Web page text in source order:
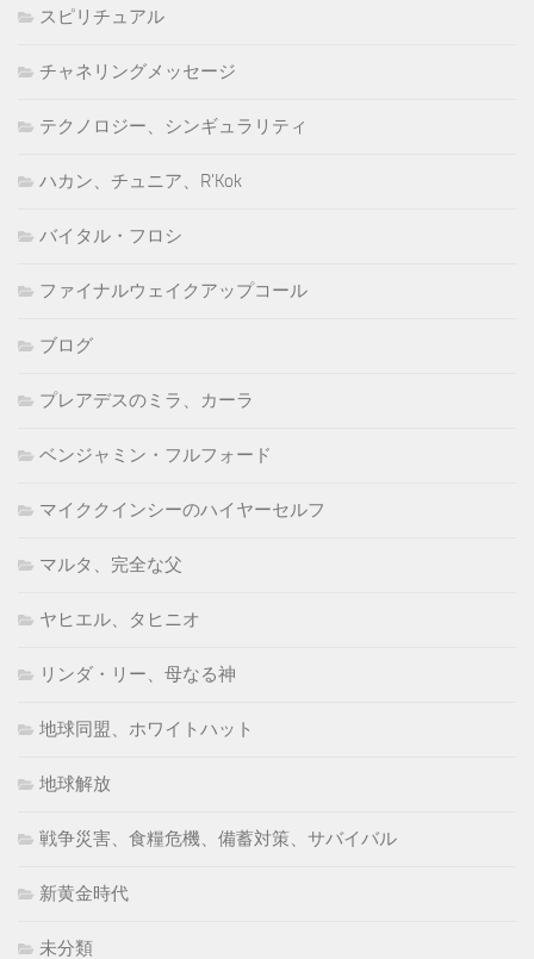
スピリチュアル
チャネリングメッセージ
テクノロジー、シンギュラリティ
ハカン、チュニア、R'Kok
バイタル・フロシ
ファイナルウェイクアップコール
ブログ
プレアデスのミラ、カーラ
ベンジャミン・フルフォード
マイククインシーのハイヤーセルフ
マルタ、完全な父
ヤヒエル、タヒニオ
リンダ・リー、母なる神
地球同盟、ホワイトハット
地球解放
戦争災害、食糧危機、備蓄対策、サバイバル
新黄金時代
未分類